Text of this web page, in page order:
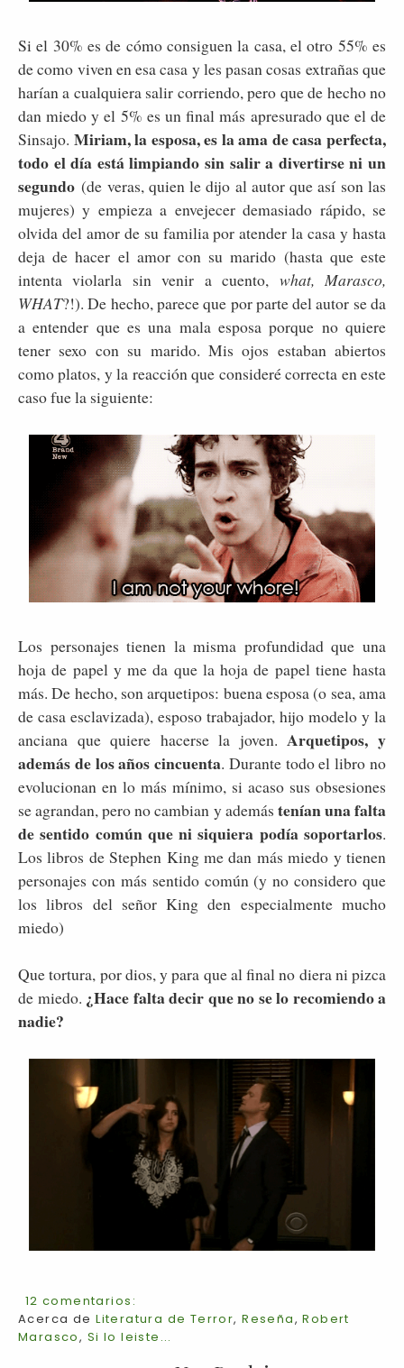
Si el 30% es de cómo consiguen la casa, el otro 55% es
de como viven en esa casa y les pasan cosas extrañas que
harían a cualquiera salir corriendo, pero que de hecho no
dan miedo y el 5% es un final más apresurado que el de
Sinsajo. Miriam, la esposa, es la ama de casa perfecta,
todo el día está limpiando sin salir a divertirse ni un
segundo (de veras, quien le dijo al autor que así son las
mujeres) y empieza a envejecer demasiado rápido, se
olvida del amor de su familia por atender la casa y hasta
deja de hacer el amor con su marido (hasta que este
intenta violarla sin venir a cuento, what, Marasco,
WHAT?!). De hecho, parece que por parte del autor se da
a entender que es una mala esposa porque no quiere
tener sexo con su marido. Mis ojos estaban abiertos
como platos, y la reacción que consideré correcta en este
caso fue la siguiente:
Los personajes tienen la misma profundidad que una
hoja de papel y me da que la hoja de papel tiene hasta
más. De hecho, son arquetipos: buena esposa (o sea, ama
de casa esclavizada), esposo trabajador, hijo modelo y la
anciana que quiere hacerse la joven.Arquetipos, y
además de los años cincuenta. Durante todo el libro no
evolucionan en lo más mínimo, si acaso sus obsesiones
se agrandan, pero no cambian y además tenían una falta
de sentido común que ni siquiera podía soportarlos.
Los libros de Stephen King me dan más miedo y tienen
personajes con más sentido común (y no considero que
los libros del señor King den especialmente mucho
miedo)
Que tortura, por dios, y para que al final no diera ni pizca
de miedo. ¿Hace falta decir que no se lo recomiendo a
nadie?
12 comentarios:
Acerca deLiteratura de Terror,Reseña,Robert
Marasco, Si lo leiste...